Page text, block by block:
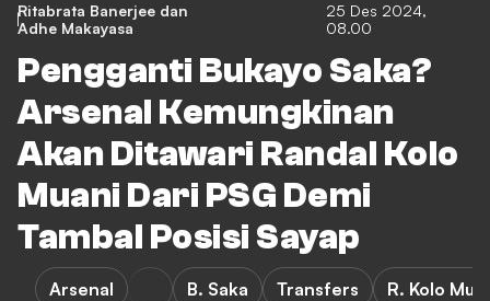
Ritabrata Banerjee dan
Adhe Makayasa
25 Des 2024,
08.00
Pengganti Bukayo Saka?
Arsenal Kemungkinan
Akan Ditawari Randal Kolo
Muani Dari PSG Demi
Tambal Posisi Sayap
Arsenal B. Saka Transfers R. Kolo